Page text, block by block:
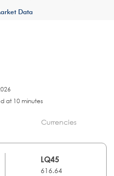
Data
at 10 minutes
Currencies
LQ45
616.64